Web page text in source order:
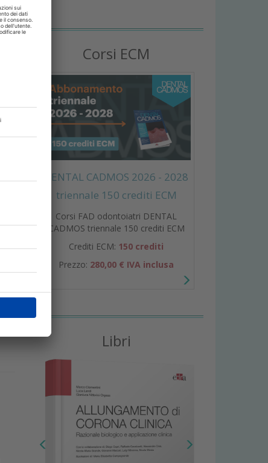
Corsi ECM
DENTAL CADMOS 2026 - 2028
triennale 150 crediti ECM
Corsi FAD odontoiatri DENTAL
CADMOS triennale 150 crediti ECM
Crediti ECM: 150 crediti
Prezzo: 280,00 € IVA inclusa
Libri